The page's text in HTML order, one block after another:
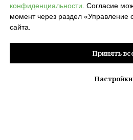
конфиденциальности. Согласие
момент через раздел «Управление
сайта.
Принять
Настройки